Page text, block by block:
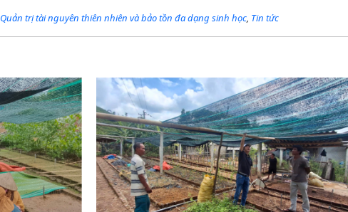
Quản trị tài nguyên thiên nhiên và bảo tồn đa dạng sinh học, Tin tức